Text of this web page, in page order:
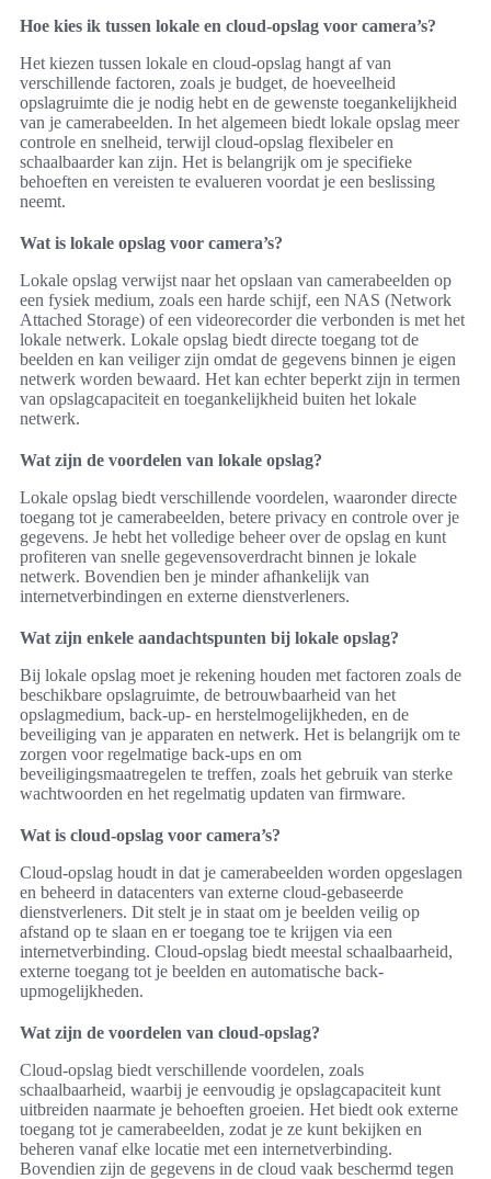
Hoe kies ik tussen lokale en cloud-opslag voor camera’s?
Het kiezen tussen lokale en cloud-opslag hangt af van
verschillende factoren, zoals je budget, de hoeveelheid
opslagruimte die je nodig hebt en de gewenste toegankelijkheid
van je camerabeelden. In het algemeen biedt lokale opslag meer
controle en snelheid, terwijl cloud-opslag flexibeler en
schaalbaarder kan zijn. Het is belangrijk om je specifieke
behoeften en vereisten te evalueren voordat je een beslissing
neemt.
Wat is lokale opslag voor camera’s?
Lokale opslag verwijst naar het opslaan van camerabeelden op
een fysiek medium, zoals een harde schijf, een NAS (Network
Attached Storage) of een videorecorder die verbonden is met het
lokale netwerk. Lokale opslag biedt directe toegang tot de
beelden en kan veiliger zijn omdat de gegevens binnen je eigen
netwerk worden bewaard. Het kan echter beperkt zijn in termen
van opslagcapaciteit en toegankelijkheid buiten het lokale
netwerk.
Wat zijn de voordelen van lokale opslag?
Lokale opslag biedt verschillende voordelen, waaronder directe
toegang tot je camerabeelden, betere privacy en controle over je
gegevens. Je hebt het volledige beheer over de opslag en kunt
profiteren van snelle gegevensoverdracht binnen je lokale
netwerk. Bovendien ben je minder afhankelijk van
internetverbindingen en externe dienstverleners.
Wat zijn enkele aandachtspunten bij lokale opslag?
Bij lokale opslag moet je rekening houden met factoren zoals de
beschikbare opslagruimte, de betrouwbaarheid van het
opslagmedium, back-up- en herstelmogelijkheden, en de
beveiliging van je apparaten en netwerk. Het is belangrijk om te
zorgen voor regelmatige back-ups en om
beveiligingsmaatregelen te treffen, zoals het gebruik van sterke
wachtwoorden en het regelmatig updaten van firmware.
Wat is cloud-opslag voor camera’s?
Cloud-opslag houdt in dat je camerabeelden worden opgeslagen
en beheerd in datacenters van externe cloud-gebaseerde
dienstverleners. Dit stelt je in staat om je beelden veilig op
afstand op te slaan en er toegang toe te krijgen via een
internetverbinding. Cloud-opslag biedt meestal schaalbaarheid,
externe toegang tot je beelden en automatische back-
upmogelijkheden.
Wat zijn de voordelen van cloud-opslag?
Cloud-opslag biedt verschillende voordelen, zoals
schaalbaarheid, waarbij je eenvoudig je opslagcapaciteit kunt
uitbreiden naarmate je behoeften groeien. Het biedt ook externe
toegang tot je camerabeelden, zodat je ze kunt bekijken en
beheren vanaf elke locatie met een internetverbinding.
Bovendien zijn de gegevens in de cloud vaak beschermd tegen